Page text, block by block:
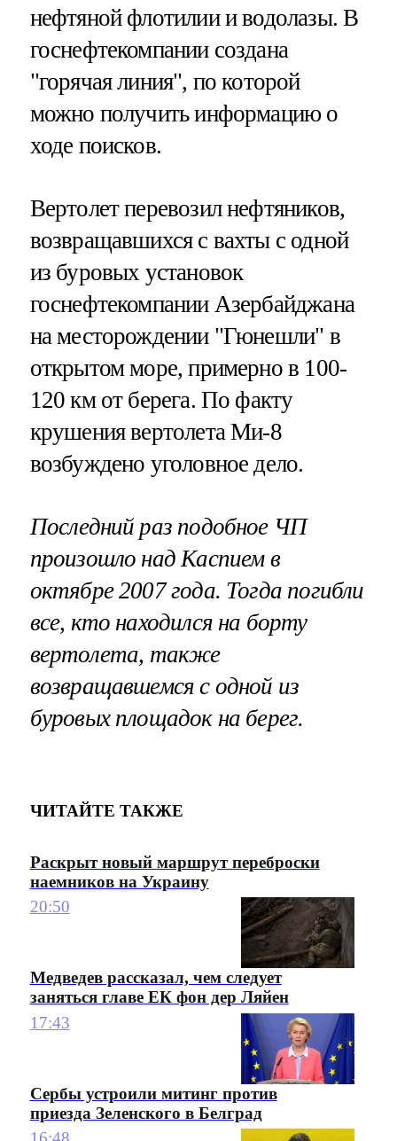
нефтяной флотилии и водолазы. В
госнефтекомпании создана
"горячая линия", по которой
можно получить информацию о
ходе поисков.
Вертолет перевозил нефтяников,
возвращавшихся с вахты с одной
из буровых установок
госнефтекомпании Азербайджана
на месторождении "Гюнешли" в
открытом море, примерно в 100-
120 км от берега. По факту
крушения вертолета Ми-8
возбуждено уголовное дело.
Последний раз подобное ЧП
произошло над Каспием в
октябре 2007 года. Тогда погибли
все, кто находился на борту
вертолета, также
возвращавшемся с одной из
буровых площадок на берег.
ЧИТАЙТЕ ТАКЖЕ
Раскрыт новый маршрут переброски
наемников на Украину
20:50
Медведев рассказал, чем следует
заняться главе ЕК фон дер Ляйен
17:43
Сербы устроили митинг против
приезда Зеленского в Белград